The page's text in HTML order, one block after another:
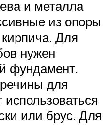
и металла
из опоры
Для
нужен
фундамент.
для
использоваться
или брус. Для